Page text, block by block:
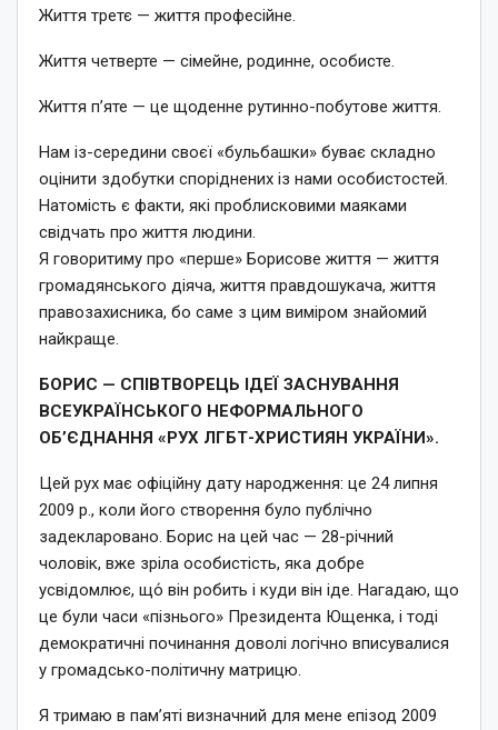
Життя третє — життя професійне.
Життя четверте — сімейне, родинне, особисте.
Життя п’яте — це щоденне рутинно-побутове життя.
Нам із-середини своєї «бульбашки» буває складно
оцінити здобутки споріднених із нами особистостей.
Натомість є факти, які проблисковими маяками
свідчать про життя людини.
Я говоритиму про «перше» Борисове життя — життя
громадянського діяча, життя правдошукача, життя
правозахисника, бо саме з цим виміром знайомий
найкраще.
БОРИС — СПІВТВОРЕЦЬ ІДЕЇ ЗАСНУВАННЯ
ВСЕУКРАЇНСЬКОГО НЕФОРМАЛЬНОГО
ОБ’ЄДНАННЯ «РУХ ЛГБТ-ХРИСТИЯН УКРАЇНИ».
Цей рух має офіційну дату народження: це 24 липня
2009 р., коли його створення було публічно
задекларовано. Борис на цей час — 28-річний
чоловік, вже зріла особистість, яка добре
усвідомлює, що́ він робить і куди він іде. Нагадаю, що
це були часи «пізнього» Президента Ющенка, і тоді
демократичні починання доволі логічно вписувалися
у громадсько-політичну матрицю.
Я тримаю в пам’яті визначний для мене епізод 2009